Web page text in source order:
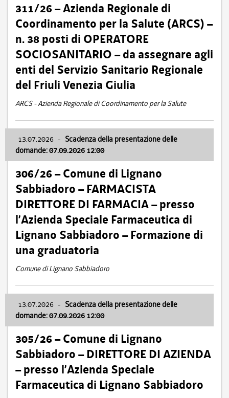
311/26 – Azienda Regionale di
Coordinamento per la Salute (ARCS) –
n. 38 posti di OPERATORE
SOCIOSANITARIO – da assegnare agli
enti del Servizio Sanitario Regionale
del Friuli Venezia Giulia
ARCS - Azienda Regionale di Coordinamento per la Salute
13.07.2026 - Scadenza della presentazione delle
domande: 07.09.2026 12:00
306/26 – Comune di Lignano
Sabbiadoro – FARMACISTA
DIRETTORE DI FARMACIA – presso
l’Azienda Speciale Farmaceutica di
Lignano Sabbiadoro – Formazione di
una graduatoria
Comune di Lignano Sabbiadoro
13.07.2026 - Scadenza della presentazione delle
domande: 07.09.2026 12:00
305/26 – Comune di Lignano
Sabbiadoro – DIRETTORE DI AZIENDA
– presso l’Azienda Speciale
Farmaceutica di Lignano Sabbiadoro